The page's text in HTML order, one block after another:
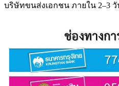
บริษัทขนส่งเอกชน ภายใน 2–3